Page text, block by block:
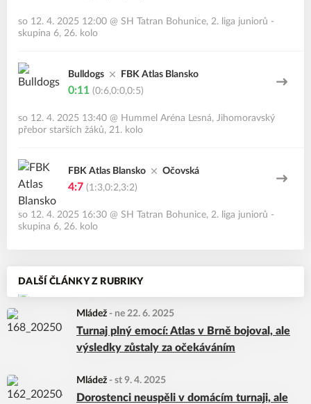
so 12. 4. 2025 12:00 @ SH Tatran Bohunice, 2. liga juniorů -
skupina 6, 26. kolo
Bulldogs FBK Atlas Blansko
0:11 (0:6,0:0,0:5)
so 12. 4. 2025 13:40 @ Hummel Aréna Lesná, Jihomoravský
přebor starších žáků, 21. kolo
FBK Atlas Blansko Očovská
4:7 (1:3,0:2,3:2)
so 12. 4. 2025 16:30 @ SH Tatran Bohunice, 2. liga juniorů -
skupina 6, 26. kolo
DALŠÍ ČLÁNKY Z RUBRIKY
Mládež - ne 22. 6. 2025
Turnaj plný emocí: Atlas v Brně bojoval, ale
výsledky zůstaly za očekáváním
Mládež - st 9. 4. 2025
Dorostenci neuspěli v domácím turnaji, ale